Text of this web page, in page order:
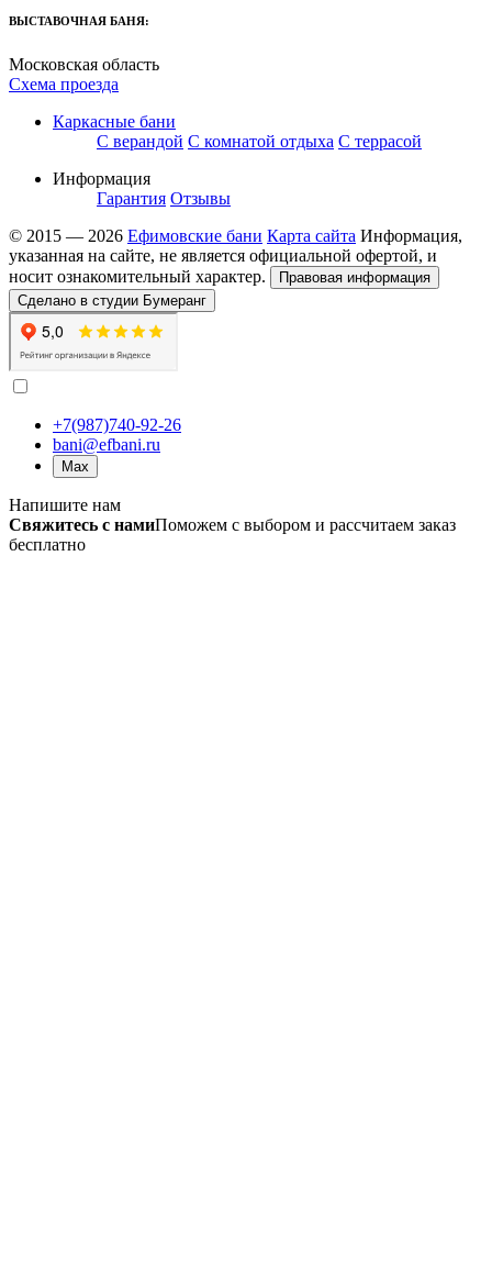
ВЫСТАВОЧНАЯ БАНЯ:
Московская область
Схема проезда
Каркасные бани
С верандой С комнатой отдыха С террасой
Информация
Гарантия Отзывы
© 2015 — 2026 Ефимовские бани Карта сайта Информация,
указанная на сайте, не является официальной офертой, и
носит ознакомительный характер.
Правовая информация
Сделано в студии Бумеранг
+7(987)740-92-26
bani@efbani.ru
Max
Напишите нам
Свяжитесь с намиПоможем с выбором и рассчитаем заказ
бесплатно